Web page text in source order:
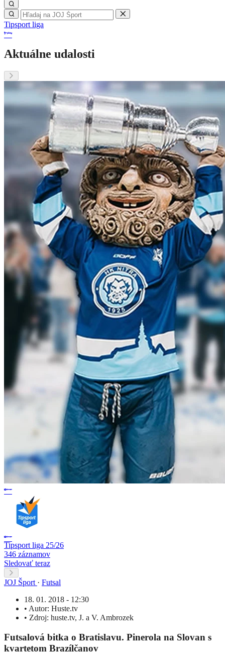
Tipsport liga
Aktuálne udalosti
Tipsport liga 25/26
346 záznamov
Sledovať teraz
JOJ Šport · Futsal
18. 01. 2018 - 12:30
• Autor: Huste.tv
• Zdroj: huste.tv, J. a V. Ambrozek
Futsalová bitka o Bratislavu. Pinerola na Slovan s
kvartetom Brazílčanov